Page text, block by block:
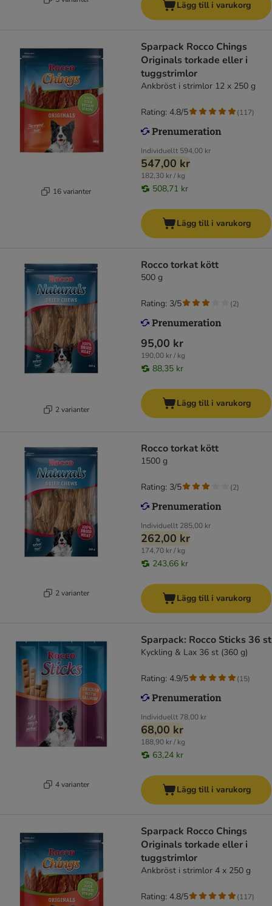
Lägg till i varukorg
16 varianter
Sparpack Rocco Chings
Originals torkade eller i
tuggstrimlor
Ankbröst i strimlor 12 x 250 g
Individuellt 594,00 kr
547,00 kr
182,30 kr / kg
508,71 kr
Rating: 4.8/5 (117)
Lägg till i varukorg
2 varianter
Rocco torkat kött
500 g
95,00 kr
190,00 kr / kg
88,35 kr
Rating: 3/5 (2)
Lägg till i varukorg
2 varianter
Rocco torkat kött
1500 g
Individuellt 285,00 kr
262,00 kr
174,70 kr / kg
243,66 kr
Rating: 3/5 (2)
Lägg till i varukorg
4 varianter
Sparpack: Rocco Sticks 36 st
Kyckling & Lax 36 st (360 g)
Individuellt 78,00 kr
68,00 kr
188,90 kr / kg
63,24 kr
Rating: 4.9/5 (15)
Lägg till i varukorg
Sparpack Rocco Chings
Originals torkade eller i
tuggstrimlor
Ankbröst i strimlor 4 x 250 g
Rating: 4.8/5 (117)